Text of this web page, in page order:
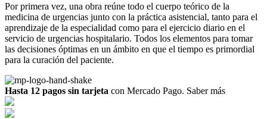
Por primera vez, una obra reúne todo el cuerpo teórico de la
medicina de urgencias junto con la práctica asistencial, tanto para el
aprendizaje de la especialidad como para el ejercicio diario en el
servicio de urgencias hospitalario. Todos los elementos para tomar
las decisiones óptimas en un ámbito en que el tiempo es primordial
para la curación del paciente.
Hasta 12 pagos sin tarjeta con Mercado Pago. Saber más